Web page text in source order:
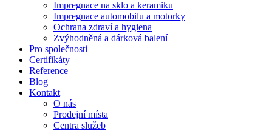
Impregnace na sklo a keramiku
Impregnace automobilu a motorky
Ochrana zdraví a hygiena
Zvýhodněná a dárková balení
Pro společnosti
Certifikáty
Reference
Blog
Kontakt
O nás
Prodejní místa
Centra služeb